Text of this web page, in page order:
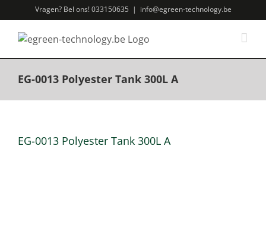
naar
inhoud
Vragen? Bel ons! 033150635 | info@egreen-technology.be
EG-0013 Polyester Tank 300L A
EG-0013 Polyester Tank 300L A